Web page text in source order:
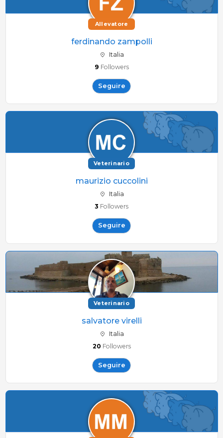
Allevatore
ferdinando zampolli
Italia
9 Followers
Seguire
Veterinario
maurizio cuccolini
Italia
3 Followers
Seguire
Veterinario
salvatore virelli
Italia
20 Followers
Seguire